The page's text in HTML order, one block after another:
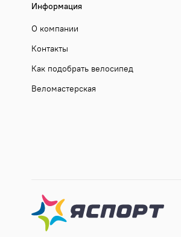
Информация
О компании
Контакты
Как подобрать велосипед
Веломастерская